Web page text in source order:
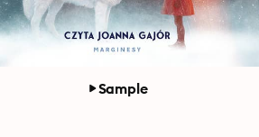
Sample